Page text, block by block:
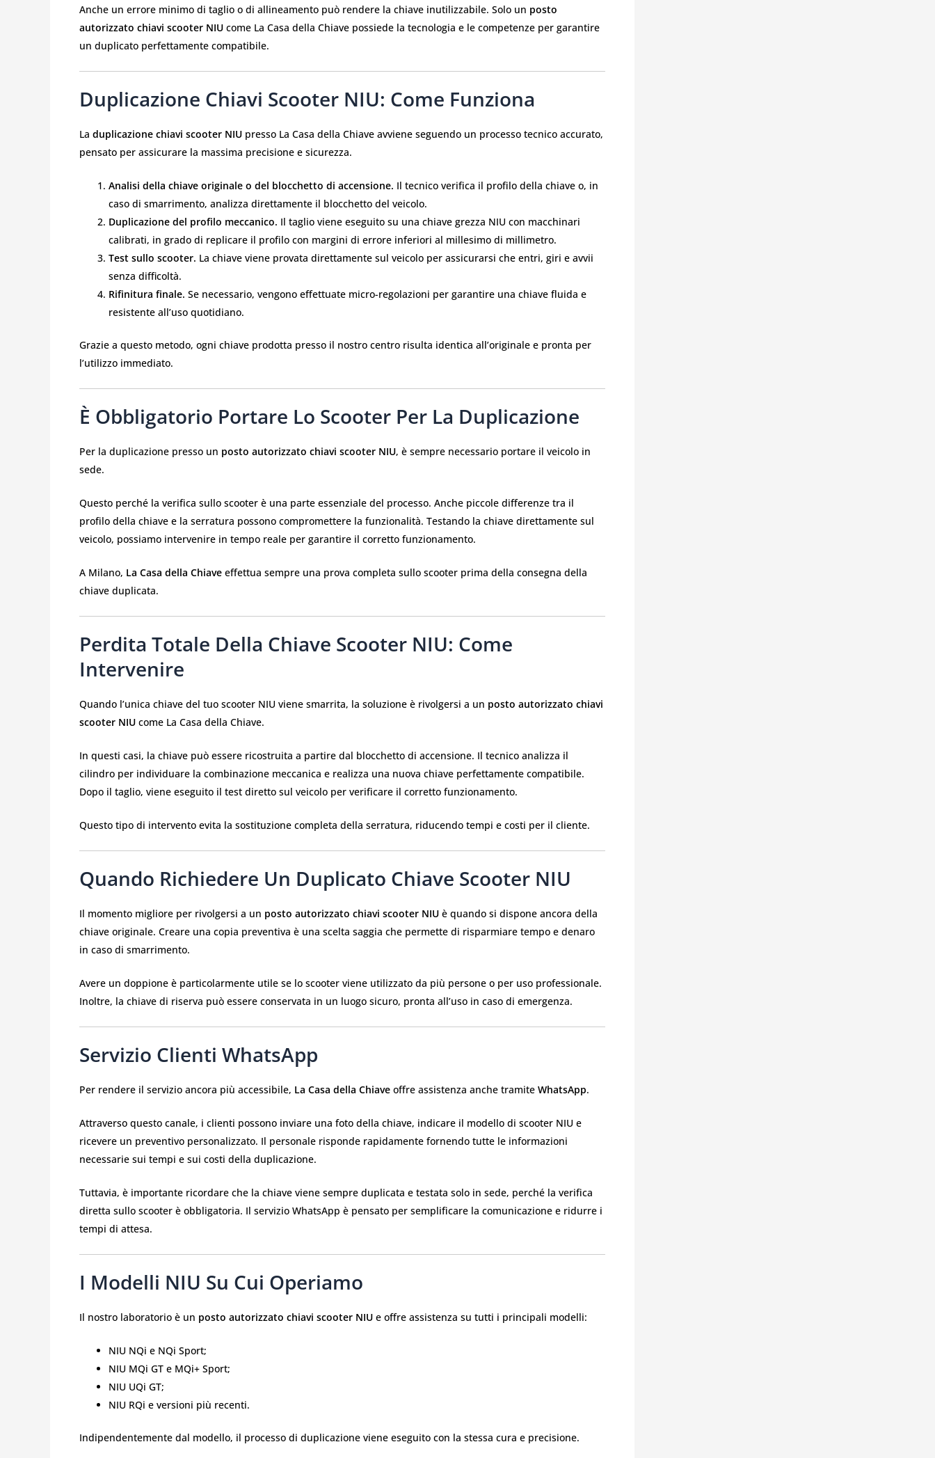
Anche un errore minimo di taglio o di allineamento può rendere la chiave inutilizzabile. Solo un posto
autorizzato chiavi scooter NIU come La Casa della Chiave possiede la tecnologia e le competenze per garantire
un duplicato perfettamente compatibile.
Duplicazione Chiavi Scooter NIU: Come Funziona
La duplicazione chiavi scooter NIU presso La Casa della Chiave avviene seguendo un processo tecnico accurato,
pensato per assicurare la massima precisione e sicurezza.
Analisi della chiave originale o del blocchetto di accensione. Il tecnico verifica il profilo della chiave o, in
caso di smarrimento, analizza direttamente il blocchetto del veicolo.
Duplicazione del profilo meccanico. Il taglio viene eseguito su una chiave grezza NIU con macchinari
calibrati, in grado di replicare il profilo con margini di errore inferiori al millesimo di millimetro.
Test sullo scooter. La chiave viene provata direttamente sul veicolo per assicurarsi che entri, giri e avvii
senza difficoltà.
Rifinitura finale. Se necessario, vengono effettuate micro-regolazioni per garantire una chiave fluida e
resistente all’uso quotidiano.
Grazie a questo metodo, ogni chiave prodotta presso il nostro centro risulta identica all’originale e pronta per
l’utilizzo immediato.
È Obbligatorio Portare Lo Scooter Per La Duplicazione
Per la duplicazione presso un posto autorizzato chiavi scooter NIU, è sempre necessario portare il veicolo in
sede.
Questo perché la verifica sullo scooter è una parte essenziale del processo. Anche piccole differenze tra il
profilo della chiave e la serratura possono compromettere la funzionalità. Testando la chiave direttamente sul
veicolo, possiamo intervenire in tempo reale per garantire il corretto funzionamento.
A Milano, La Casa della Chiave effettua sempre una prova completa sullo scooter prima della consegna della
chiave duplicata.
Perdita Totale Della Chiave Scooter NIU: Come
Intervenire
Quando l’unica chiave del tuo scooter NIU viene smarrita, la soluzione è rivolgersi a un posto autorizzato chiavi
scooter NIU come La Casa della Chiave.
In questi casi, la chiave può essere ricostruita a partire dal blocchetto di accensione. Il tecnico analizza il
cilindro per individuare la combinazione meccanica e realizza una nuova chiave perfettamente compatibile.
Dopo il taglio, viene eseguito il test diretto sul veicolo per verificare il corretto funzionamento.
Questo tipo di intervento evita la sostituzione completa della serratura, riducendo tempi e costi per il cliente.
Quando Richiedere Un Duplicato Chiave Scooter NIU
Il momento migliore per rivolgersi a un posto autorizzato chiavi scooter NIU è quando si dispone ancora della
chiave originale. Creare una copia preventiva è una scelta saggia che permette di risparmiare tempo e denaro
in caso di smarrimento.
Avere un doppione è particolarmente utile se lo scooter viene utilizzato da più persone o per uso professionale.
Inoltre, la chiave di riserva può essere conservata in un luogo sicuro, pronta all’uso in caso di emergenza.
Servizio Clienti WhatsApp
Per rendere il servizio ancora più accessibile, La Casa della Chiave offre assistenza anche tramite WhatsApp.
Attraverso questo canale, i clienti possono inviare una foto della chiave, indicare il modello di scooter NIU e
ricevere un preventivo personalizzato. Il personale risponde rapidamente fornendo tutte le informazioni
necessarie sui tempi e sui costi della duplicazione.
Tuttavia, è importante ricordare che la chiave viene sempre duplicata e testata solo in sede, perché la verifica
diretta sullo scooter è obbligatoria. Il servizio WhatsApp è pensato per semplificare la comunicazione e ridurre i
tempi di attesa.
I Modelli NIU Su Cui Operiamo
Il nostro laboratorio è un posto autorizzato chiavi scooter NIU e offre assistenza su tutti i principali modelli:
NIU NQi e NQi Sport;
NIU MQi GT e MQi+ Sport;
NIU UQi GT;
NIU RQi e versioni più recenti.
Indipendentemente dal modello, il processo di duplicazione viene eseguito con la stessa cura e precisione.